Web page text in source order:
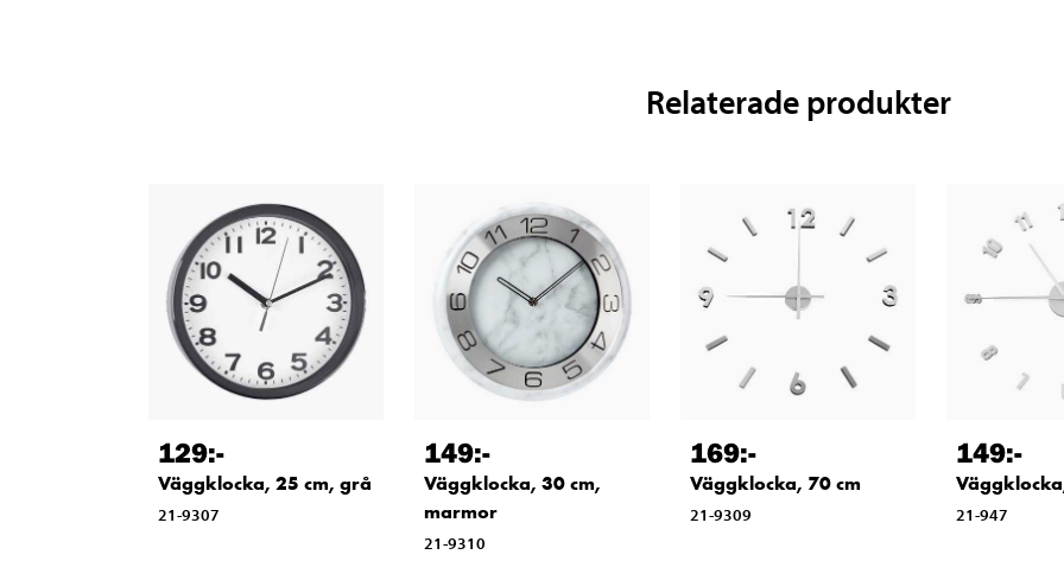
Relaterade produkter
129:-
Väggklocka, 25 cm, grå
21-9307
149:-
Väggklocka, 30 cm,
marmor
21-9310
169:-
Väggklocka, 70 cm
21-9309
149:-
21-947